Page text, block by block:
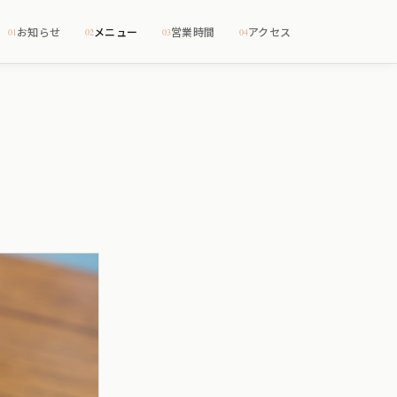
01 お知らせ 02 メニュー 03営業時間 04アクセス